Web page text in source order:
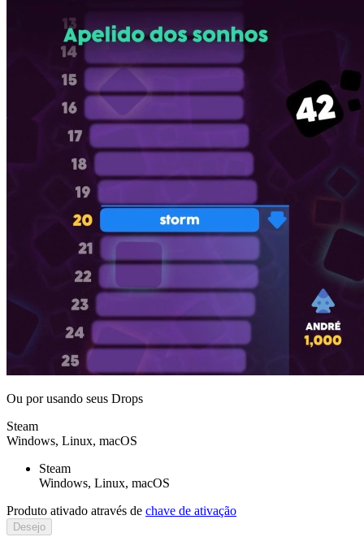
Ou porusando seus Drops
Steam
Windows, Linux, macOS
Steam
Windows, Linux, macOS
Produto ativado através de chave de ativação
Desejo